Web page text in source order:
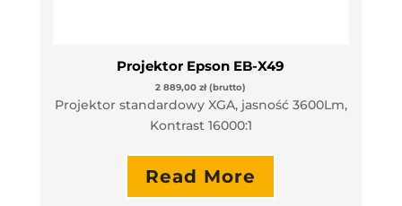
Projektor Epson EB-X49
2 889,00zł (brutto)
Projektor standardowy XGA, jasność 3600Lm,
Kontrast 16000:1
Read More